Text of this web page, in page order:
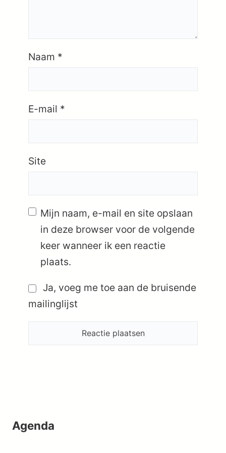
Naam *
E-mail *
Site
Mijn naam, e-mail en site opslaan
in deze browser voor de volgende
keer wanneer ik een reactie
plaats.
Ja, voeg me toe aan de bruisende
mailinglijst
Agenda